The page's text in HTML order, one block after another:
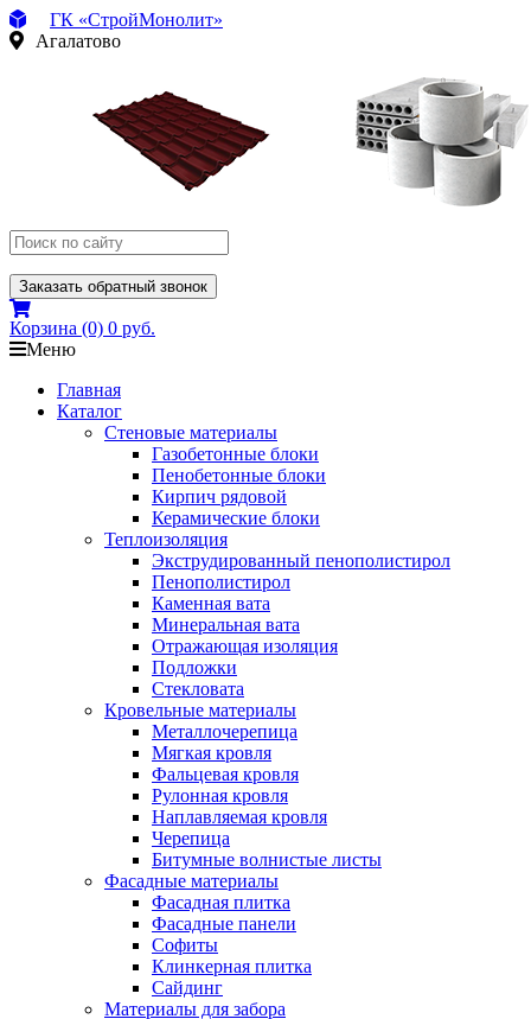
ГК «СтройМонолит»
Агалатово
Заказать обратный звонок
Корзина (0) 0 руб.
Меню
Главная
Каталог
Стеновые материалы
Газобетонные блоки
Пенобетонные блоки
Кирпич рядовой
Керамические блоки
Теплоизоляция
Экструдированный пенополистирол
Пенополистирол
Каменная вата
Минеральная вата
Отражающая изоляция
Подложки
Стекловата
Кровельные материалы
Металлочерепица
Мягкая кровля
Фальцевая кровля
Рулонная кровля
Наплавляемая кровля
Черепица
Битумные волнистые листы
Фасадные материалы
Фасадная плитка
Фасадные панели
Софиты
Клинкерная плитка
Сайдинг
Материалы для забора